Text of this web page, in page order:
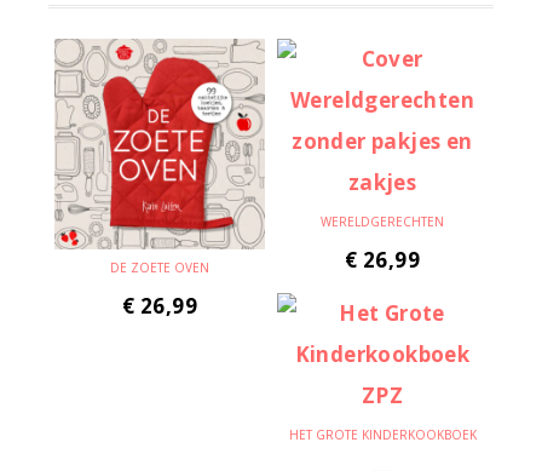
DE ZOETE OVEN
€ 26,99
WERELDGERECHTEN
€ 26,99
HET GROTE KINDERKOOKBOEK